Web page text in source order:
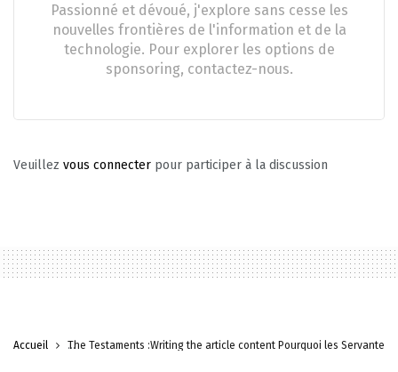
Passionné et dévoué, j'explore sans cesse les
nouvelles frontières de l'information et de la
technologie. Pour explorer les options de
sponsoring, contactez-nous.
Veuillez vous connecter pour participer à la discussion
Accueil The Testaments :Writing the article content Pourquoi les Servantes